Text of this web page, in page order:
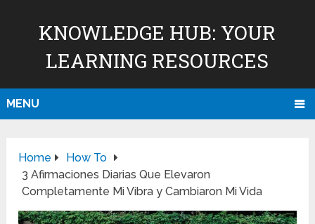
KNOWLEDGE HUB: YOUR
LEARNING RESOURCES
MENU
Home
How To
3 Afirmaciones Diarias Que Elevaron
Completamente Mi Vibra y Cambiaron Mi Vida